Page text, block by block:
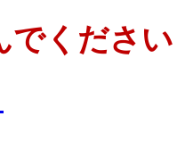
でください